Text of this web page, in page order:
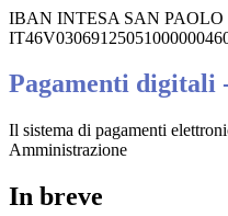
IBAN INTESA SAN
Pagamenti digitali
Il sistema di pagamenti
Amministrazione
In breve